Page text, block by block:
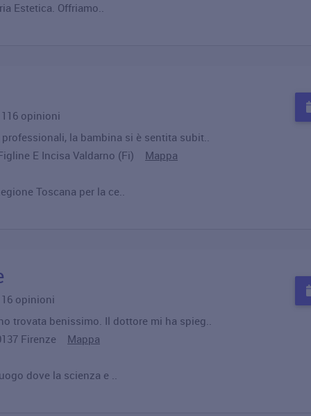
Estetica. Offriamo..
opinioni
la bambina si è sentita subit..
E Incisa Valdarno (Fi) Mappa
Toscana per la ce..
opinioni
trovata benissimo. Il dottore mi ha spieg..
Firenze Mappa
dove la scienza e ..